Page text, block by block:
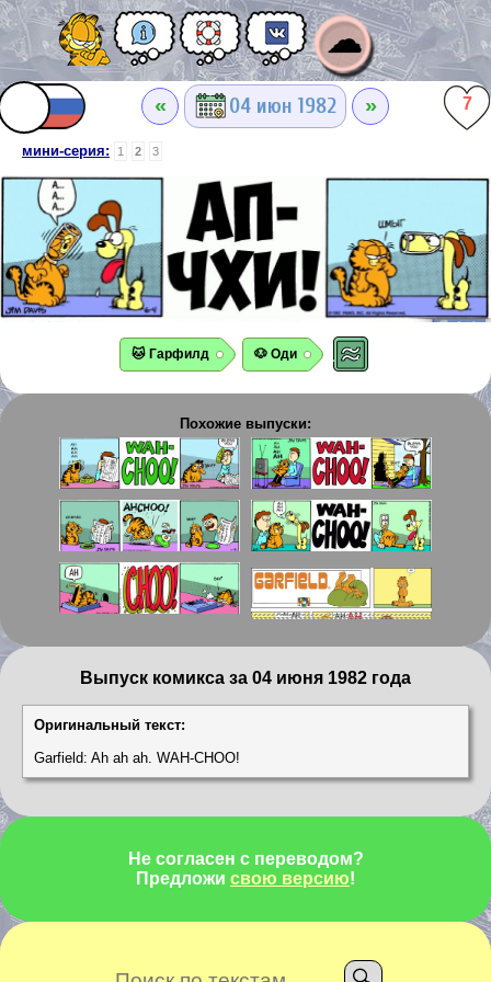
☁
« 04 июн 1982 » 7
мини-серия: 1 2 3
🐱 Гарфилд 🐶 Оди
Похожие выпуски:
Выпуск комикса за 04 июня 1982 года
Оригинальный текст:
Garfield: Ah ah ah. WAH-CHOO!
Не согласен с переводом?
Предложи свою версию!